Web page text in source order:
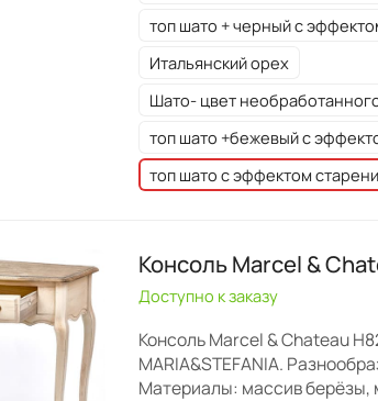
топ шато + черный с
Итальянский орех
Шато- цвет
топ шато +бежевый с
топ шато с эффектом
Консоль Marcel &
Доступно к заказу
Консоль Marcel & Chateau
MARIA&STEFANIA.
Материалы: массив берёзы,